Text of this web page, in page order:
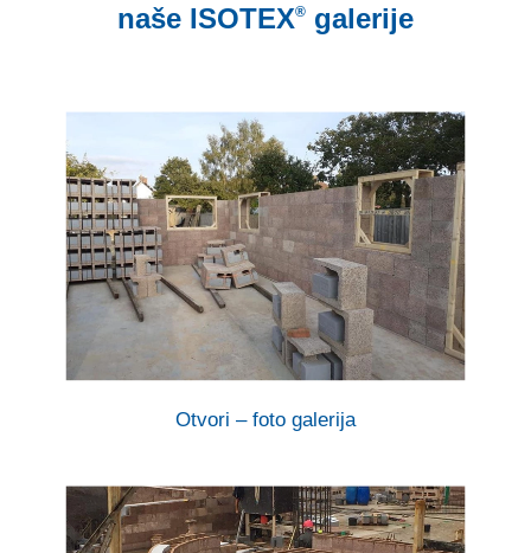
naše ISOTEX®galerije
Otvori – foto galerija